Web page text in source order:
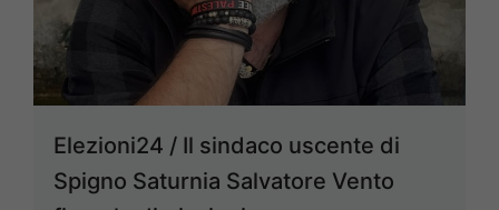
Elezioni24 / Il sindaco uscente di
Spigno Saturnia Salvatore Vento